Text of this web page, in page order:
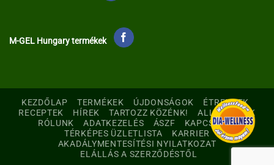
M-GEL Hungary termékek
KEZDŐLAP TERMÉKEK ÚJDONSÁGOK
ÉTRENDEK
RECEPTEK
HÍREK TARTOZZ KÖZÉNK!
ALLERGÉNEK
RÓLUNK
ADATKEZELÉS ÁSZF
KAPCSOLAT
TÉRKÉPES ÜZLETLISTA
KARRIER
AKADÁLYMENTESÍTÉSI NYILATKOZAT
ELÁLLÁS A SZERZŐDÉSTŐL